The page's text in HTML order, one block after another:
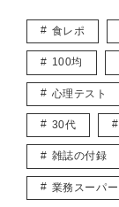
食レポ
100均
心理テスト
30代
雑誌の付録
業務スーパー